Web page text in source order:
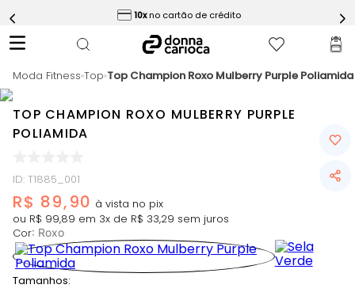
10x no cartão de crédito
Moda Fitness Top Top Champion Roxo Mulberry Purple Poliamida
TOP CHAMPION ROXO MULBERRY PURPLE
POLIAMIDA
ID: T1885_001
R$ 89,90
ou R$ 99,89 em 3x de R$ 33,29 sem juros
Cor: Roxo
Tamanhos:
Conjunto
7º Challenge Azul
9º Ultimate Rosa